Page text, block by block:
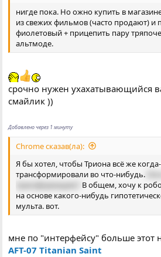
нигде пока. Но ожно купить в
из свежих фильмов (часто продают) и
фиолетовый + прицепить пару
альтмоде.
срочно нужен ухахатывающийся
смайлик ))
Добавлено через 1 минуту
Chrome сказав(ла):
Я бы хотел, чтобы Триона всё же
трансформировали во что-нибудь.
трансформацию?
В общем, хочу к
на основе какого-нибудь
мульта. вот.
мне по "интерфейсу" больше этот
AFT-07 Titanian Saint